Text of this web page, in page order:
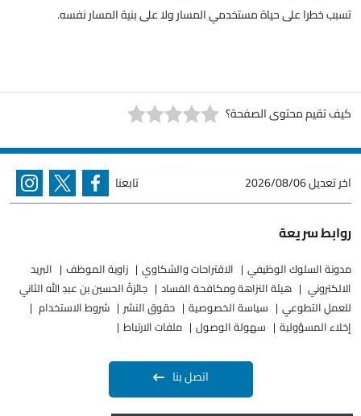
تسبب خطرا على حياة مستخدمي المسار ولا على بنية المسار نفسه.
كيف تقيم محتوى الصفحة؟
اخر تعديل2026/08/06 تابعنا
روابط سريعة
مدونة السلوك الوظيفي الاقتراحات والشكاوي زاوية الموظف
البريد
الالكتروني
هيئة النزاهة ومكافحة الفساد
جائزةُ الحسين بن عبدِ الله الثاني
للعملِ التطوعيِ
سياسة الخصوصية حقوق النشر
شروط الاستخدام
إخلاء المسؤولية
سهولة الوصول ملفات الارتباط
اتصل بنا